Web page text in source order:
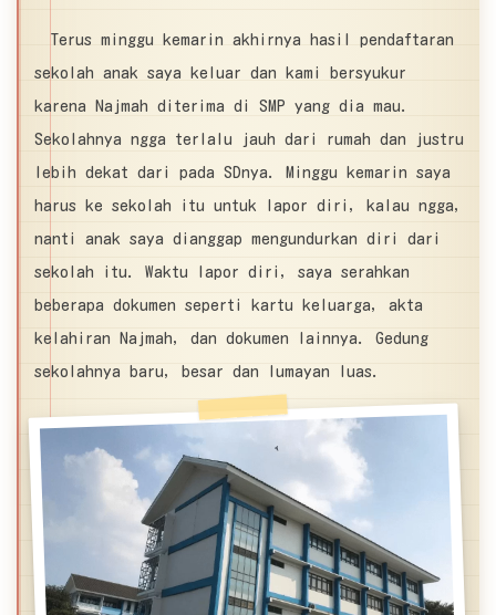
Terus minggu kemarin akhirnya hasil pendaftaran
sekolah anak saya keluar dan kami bersyukur
karena Najmah diterima di SMP yang dia mau.
Sekolahnya ngga terlalu jauh dari rumah dan justru
lebih dekat dari pada SDnya. Minggu kemarin saya
harus ke sekolah itu untuk lapor diri, kalau ngga,
nanti anak saya dianggap mengundurkan diri dari
sekolah itu. Waktu lapor diri, saya serahkan
beberapa dokumen seperti kartu keluarga, akta
kelahiran Najmah, dan dokumen lainnya. Gedung
sekolahnya baru, besar dan lumayan luas.